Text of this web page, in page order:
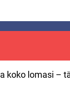
koko lomasi –